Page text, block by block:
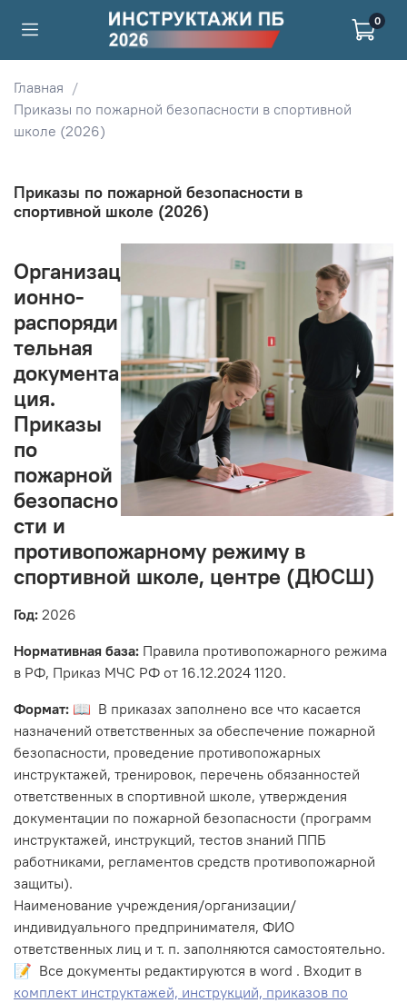
0
Главная
Приказы по пожарной безопасности в спортивной
школе (2026)
Приказы по пожарной безопасности в
спортивной школе (2026)
Организац
ионно-
распоряди
тельная
документа
ция.
Приказы
по
пожарной
безопасно
сти и
противопожарному режиму в
спортивной школе, центре (ДЮСШ)
Год: 2026
Нормативная база: Правила противопожарного режима
в РФ, Приказ МЧС РФ от 16.12.2024 1120.
Формат: 📖 В приказах заполнено все что касается
назначений ответственных за обеспечение пожарной
безопасности, проведение противопожарных
инструктажей, тренировок, перечень обязанностей
ответственных в спортивной школе, утверждения
документации по пожарной безопасности (программ
инструктажей, инструкций, тестов знаний ППБ
работниками, регламентов средств противопожарной
защиты).
Наименование учреждения/организации/
индивидуального предпринимателя, ФИО
ответственных лиц и т. п. заполняются самостоятельно.
📝 Все документы редактируются в word . Входит в
комплект инструктажей, инструкций, приказов по